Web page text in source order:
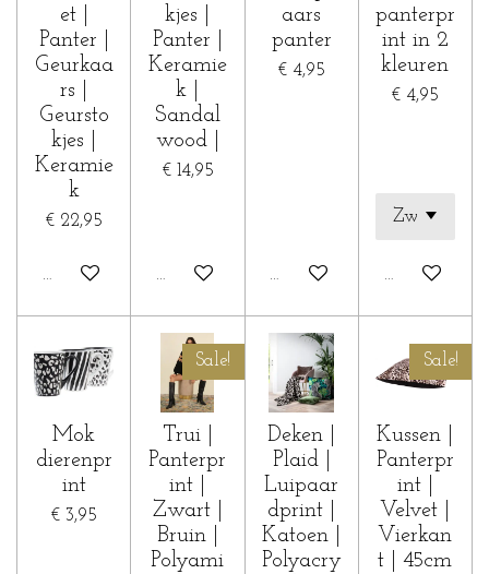
et |
Panter |
Geurkaa
rs |
Geursto
kjes |
Keramie
k
€ 22,95
In winkelwagen
kjes |
Panter |
Keramie
k |
Sandal
wood |
€ 14,95
In winkelwagen
aars
panter
€ 4,95
In winkelwagen
panterpr
int in 2
kleuren
€ 4,95
In
Mok
dierenpr
int
€ 3,95
Sale!
Trui |
Panterpr
int |
Zwart |
Bruin |
Polyami
Deken |
Plaid |
Luipaar
dprint |
Katoen |
Polyacry
Sale!
Kussen |
Panterpr
int |
Velvet |
Vierkan
t | 45cm